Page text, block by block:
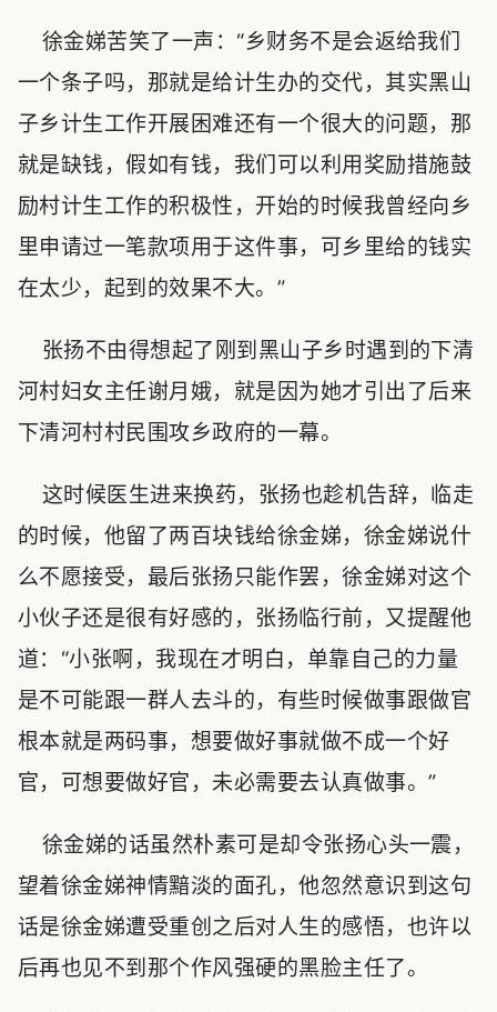
徐金娣苦笑了一声：“乡财务不是会返给我们
一个条子吗，那就是给计生办的交代，其实黑山
子乡计生工作开展困难还有一个很大的问题，那
就是缺钱，假如有钱，我们可以利用奖励措施鼓
励村计生工作的积极性，开始的时候我曾经向乡
里申请过一笔款项用于这件事，可乡里给的钱实
在太少，起到的效果不大。”
张扬不由得想起了刚到黑山子乡时遇到的下清
河村妇女主任谢月娥，就是因为她才引出了后来
下清河村村民围攻乡政府的一幕。
这时候医生进来换药，张扬也趁机告辞，临走
的时候，他留了两百块钱给徐金娣，徐金娣说什
么不愿接受，最后张扬只能作罢，徐金娣对这个
小伙子还是很有好感的，张扬临行前，又提醒他
道：“小张啊，我现在才明白，单靠自己的力量
是不可能跟一群人去斗的，有些时候做事跟做官
根本就是两码事，想要做好事就做不成一个好
官，可想要做好官，未必需要去认真做事。”
徐金娣的话虽然朴素可是却令张扬心头一震，
望着徐金娣神情黯淡的面孔，他忽然意识到这句
话是徐金娣遭受重创之后对人生的感悟，也许以
后再也见不到那个作风强硬的黑脸主任了。